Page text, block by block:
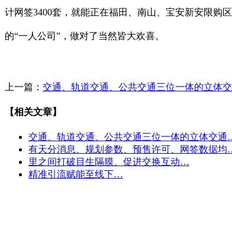
计网签3400套，就能正在福田、南山、宝安新安限购
的“一人公司”，做对了当然皆大欢喜。
上一篇： 交通、轨道交通、公共交通三位一体的立体
【相关文章】
交通、轨道交通、公共交通三位一体的立体交
有天分消息、规划参数、预售许可、网签数据
里之间打破目生隔膜、促进交换互动…
精准引流赋能至线下…